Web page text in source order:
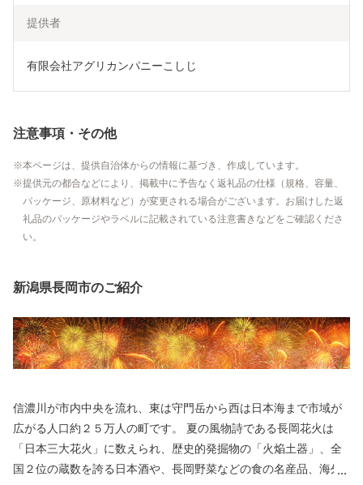
提供者
有限会社アグリカンパニーこしじ
注意事項・その他
本ページは、提供自治体からの情報に基づき、作成しています。
提供元の都合などにより、掲載中に予告なく返礼品の仕様（規格、容量、
パッケージ、原材料など）が変更される場合がございます。お届けした返
礼品のパッケージやラベルに記載されている注意書きなどをご確認くださ
い。
新潟県長岡市のご紹介
信濃川が市内中央を流れ、東は守門岳から西は日本海まで市域が
広がる人口約２５万人の町です。 夏の風物詩である長岡花火は
「日本三大花火」に数えられ、歴史的発掘物の「火焔土器」、全
国２位の蔵数を誇る日本酒や、長岡野菜などの食の名産品、海外